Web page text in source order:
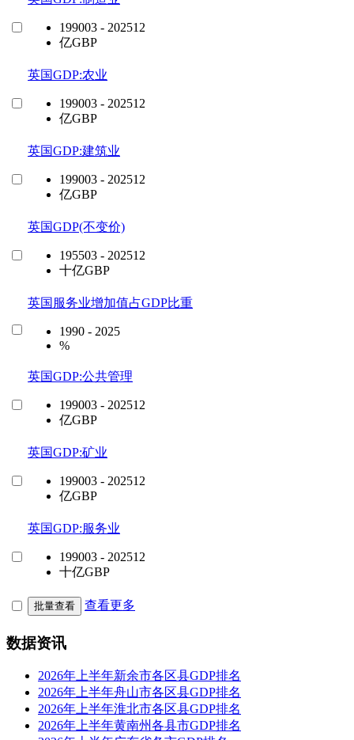
199003 - 202512
亿GBP
英国GDP:农业
199003 - 202512
亿GBP
英国GDP:建筑业
199003 - 202512
亿GBP
英国GDP(不变价)
195503 - 202512
十亿GBP
英国服务业增加值占GDP比重
1990 - 2025
%
英国GDP:公共管理
199003 - 202512
亿GBP
英国GDP:矿业
199003 - 202512
亿GBP
英国GDP:服务业
199003 - 202512
十亿GBP
批量查看 查看更多
数据资讯
2026年上半年新余市各区县GDP排名
2026年上半年舟山市各区县GDP排名
2026年上半年淮北市各区县GDP排名
2026年上半年黄南州各县市GDP排名